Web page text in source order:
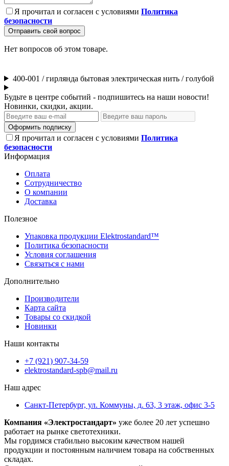
Я прочитал и согласен с условиями Политика
безопасности
Отправить свой вопрос
Нет вопросов об этом товаре.
400-001 / гирлянда бытовая электрическая нить / голубой
Будьте в центре событий - подпишитесь на наши новости!
Новинки, скидки, акции.
Оформить подписку
Я прочитал и согласен с условиями Политика
безопасности
Информация
Оплата
Сотрудничество
О компании
Доставка
Полезное
Упаковка продукции Elektrostandard™
Политика безопасности
Условия соглашения
Связаться с нами
Дополнительно
Производители
Карта сайта
Товары со скидкой
Новинки
Наши контакты
+7 (921) 907-34-59
elektrostandard-spb@mail.ru
Наш адрес
Санкт-Петербург, ул. Коммуны, д. 63, 3 этаж, офис 3-5
Компания «Электростандарт» уже более 20 лет успешно
работает на рынке светотехники.
Мы гордимся стабильно высоким качеством нашей
продукции и постоянным наличием товара на собственных
складах.